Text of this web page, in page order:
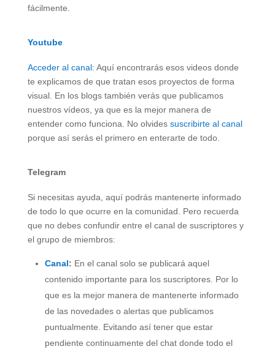
fácilmente.
Youtube
Acceder al canal: Aquí encontrarás esos videos donde
te explicamos de que tratan esos proyectos de forma
visual. En los blogs también verás que publicamos
nuestros vídeos, ya que es la mejor manera de
entender como funciona. No olvides suscribirte al canal
porque así serás el primero en enterarte de todo.
Telegram
Si necesitas ayuda, aquí podrás mantenerte informado
de todo lo que ocurre en la comunidad. Pero recuerda
que no debes confundir entre el canal de suscriptores y
el grupo de miembros:
Canal: En el canal solo se publicará aquel
contenido importante para los suscriptores. Por lo
que es la mejor manera de mantenerte informado
de las novedades o alertas que publicamos
puntualmente. Evitando así tener que estar
pendiente continuamente del chat donde todo el